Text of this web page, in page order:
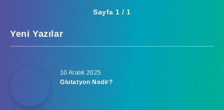
Sayfa 1 / 1
Yeni Yazılar
10 Aralık 2025
Glutatyon Nedir?